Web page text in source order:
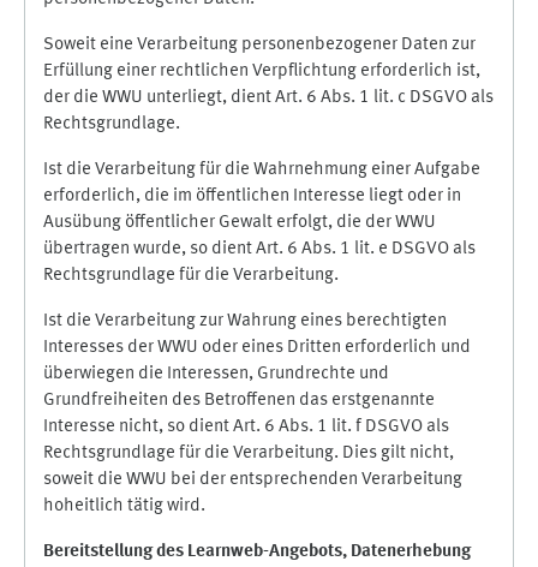
Soweit eine Verarbeitung personenbezogener Daten zur
Erfüllung einer rechtlichen Verpflichtung erforderlich ist,
der die WWU unterliegt, dient Art. 6 Abs. 1 lit. c DSGVO als
Rechtsgrundlage.
Ist die Verarbeitung für die Wahrnehmung einer Aufgabe
erforderlich, die im öffentlichen Interesse liegt oder in
Ausübung öffentlicher Gewalt erfolgt, die der WWU
übertragen wurde, so dient Art. 6 Abs. 1 lit. e DSGVO als
Rechtsgrundlage für die Verarbeitung.
Ist die Verarbeitung zur Wahrung eines berechtigten
Interesses der WWU oder eines Dritten erforderlich und
überwiegen die Interessen, Grundrechte und
Grundfreiheiten des Betroffenen das erstgenannte
Interesse nicht, so dient Art. 6 Abs. 1 lit. f DSGVO als
Rechtsgrundlage für die Verarbeitung. Dies gilt nicht,
soweit die WWU bei der entsprechenden Verarbeitung
hoheitlich tätig wird.
Bereitstellung des Learnweb-Angebots, Datenerhebung